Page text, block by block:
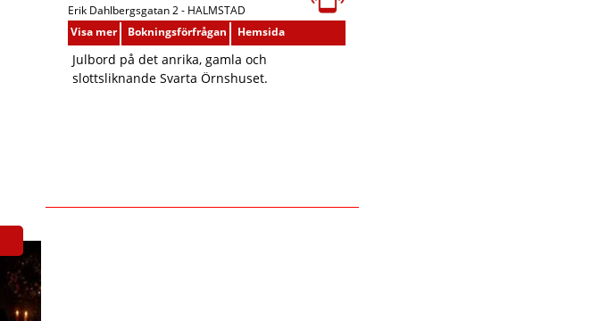
Erik Dahlbergsgatan 2 - HALMSTAD
Visa mer
Bokningsförfrågan Hemsida
Julbord på det anrika, gamla och
slottsliknande Svarta Örnshuset.